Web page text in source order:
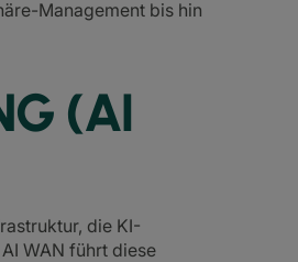
Management bis hin
(AI
die KI-
WAN führt diese